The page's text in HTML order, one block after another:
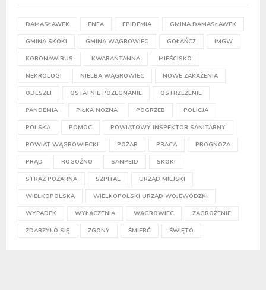
DAMASŁAWEK ENEA EPIDEMIA GMINA DAMASŁAWEK
GMINA SKOKI GMINA WĄGROWIEC GOŁAŃCZ IMGW
KORONAWIRUS KWARANTANNA MIEŚCISKO
NEKROLOGI NIELBA WĄGROWIEC NOWE ZAKAŻENIA
ODESZLI OSTATNIE POŻEGNANIE OSTRZEŻENIE
PANDEMIA PIŁKA NOŻNA POGRZEB POLICJA
POLSKA POMOC POWIATOWY INSPEKTOR SANITARNY
POWIAT WĄGROWIECKI POŻAR PRACA PROGNOZA
PRĄD ROGOŹNO SANPEID SKOKI
STRAŻ POŻARNA SZPITAL URZĄD MIEJSKI
WIELKOPOLSKA WIELKOPOLSKI URZĄD WOJEWÓDZKI
WYPADEK WYŁĄCZENIA WĄGROWIEC ZAGROŻENIE
ZDARZYŁO SIĘ ZGONY ŚMIERĆ ŚWIĘTO